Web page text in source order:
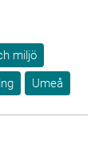
miljö
Umeå